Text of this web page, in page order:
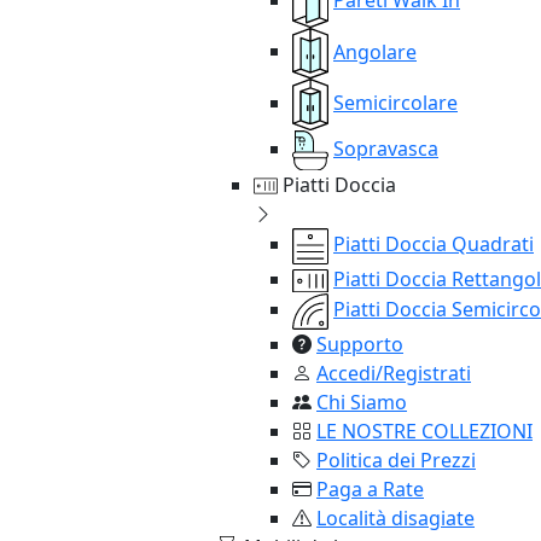
Angolare
Semicircolare
Sopravasca
Piatti Doccia
Piatti Doccia Quadrati
Piatti Doccia
Piatti Doccia
Supporto
Accedi/Registrati
Chi Siamo
LE NOSTRE COLLEZIONI
Politica dei Prezzi
Paga a Rate
Località disagiate